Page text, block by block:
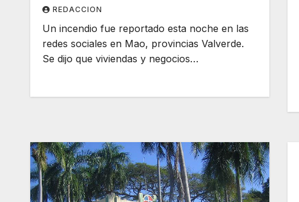
REDACCION
Un incendio fue reportado esta noche en las
redes sociales en Mao, provincias Valverde.
Se dijo que viviendas y negocios…